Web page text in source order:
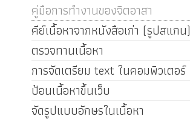
คู่มือการทำงานของจิตอาสา
คีย์เนื้อหาจากหนังสือเก่า (รูปสแกน)
ตรวจทานเนื้อหา
การจัดเตรียม text ในคอมพิวเตอร์
ป้อนเนื้อหาขึ้นเว็บ
จัดรูปแบบอักษรในเนื้อหา